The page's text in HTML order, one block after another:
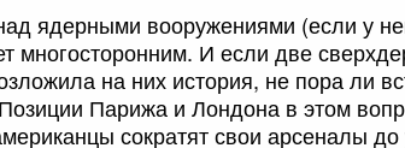
ядерными вооружениями (если у
многосторонним. И если две
на них история, не пора ли
Парижа и Лондона в этом
сократят свои арсеналы